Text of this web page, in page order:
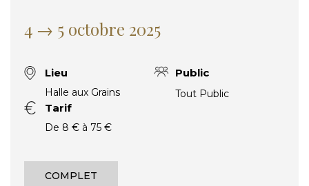
4 → 5 octobre 2025
Lieu
Halle aux Grains
Public
Tout Public
Tarif
De 8 € à 75 €
COMPLET